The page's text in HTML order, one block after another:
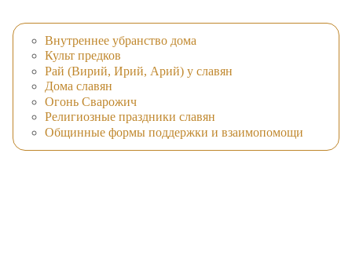
Внутреннее убранство дома
Культ предков
Рай (Вирий, Ирий, Арий) у славян
Дома славян
Огонь Сварожич
Религиозные праздники славян
Общинные формы поддержки и взаимопомощи